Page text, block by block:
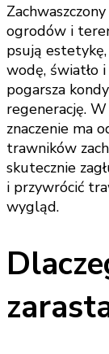
ogrodów i
psują
wodę, światło i
pogarsza
regenerację.
znaczenie ma
trawników
skutecznie
i przywrócić
wygląd.